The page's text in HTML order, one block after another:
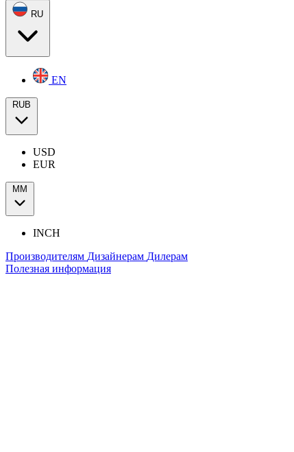
RU
EN
RUB
USD
EUR
ММ
INCH
Производителям Дизайнерам Дилерам
Полезная информация